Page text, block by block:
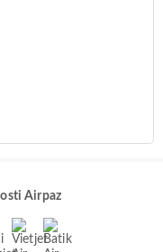
Airpaz